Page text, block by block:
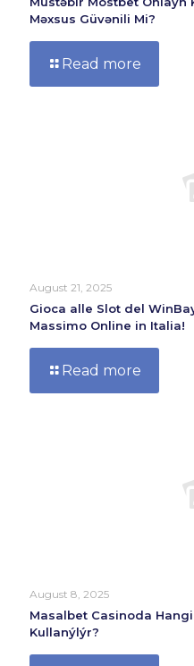
Məxsus Güvənili Mi?
Read more
August 21, 2025
Gioca alle Slot del
Massimo Online in Italia!
Read more
August 8, 2025
Masalbet Casinoda
Kullanýlýr?